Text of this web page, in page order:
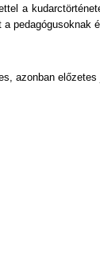
a
pedagógusoknak
azonban